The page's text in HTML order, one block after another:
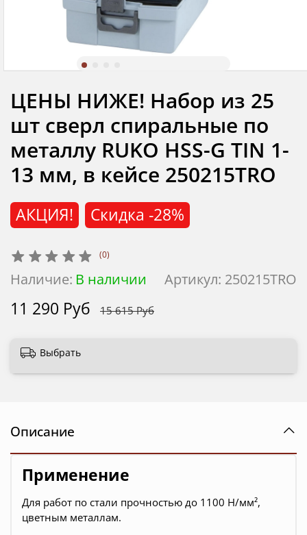
(0)
Артикул: 250215TRO
Наличие: В наличии
АКЦИЯ! Скидка -28%
ЦЕНЫ НИЖЕ! Набор из 25
шт сверл спиральные по
металлу RUKO HSS-G TIN 1-
13 мм, в кейсе 250215TRO
11 290 Руб 15 615 Руб
Выбрать
Описание
Применение
Для работ по стали прочностью до 1100 Н/мм²,
цветным металлам.